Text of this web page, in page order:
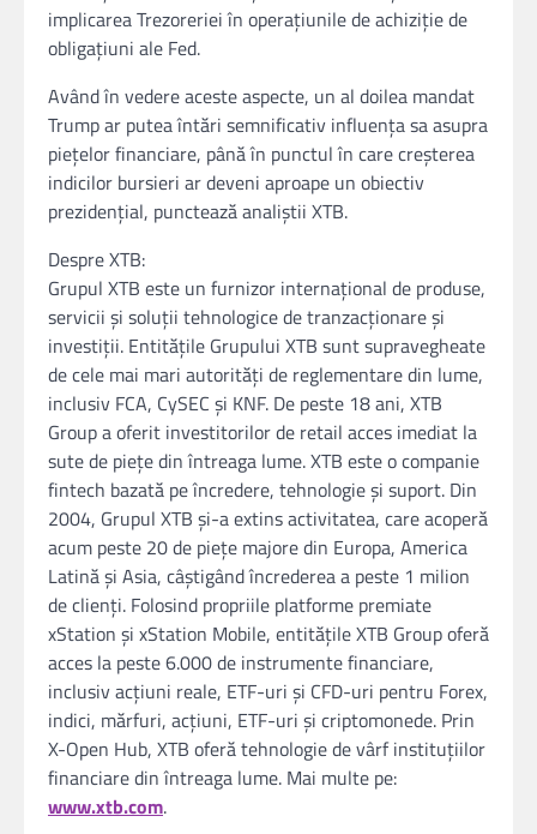
implicarea Trezoreriei în operațiunile de achiziție de
obligațiuni ale Fed.
Având în vedere aceste aspecte, un al doilea mandat
Trump ar putea întări semnificativ influența sa asupra
piețelor financiare, până în punctul în care creșterea
indicilor bursieri ar deveni aproape un obiectiv
prezidențial, punctează analiștii XTB.
Despre XTB:
Grupul XTB este un furnizor internațional de produse,
servicii și soluții tehnologice de tranzacționare și
investiții. Entitățile Grupului XTB sunt supravegheate
de cele mai mari autorități de reglementare din lume,
inclusiv FCA, CySEC și KNF. De peste 18 ani, XTB
Group a oferit investitorilor de retail acces imediat la
sute de piețe din întreaga lume. XTB este o companie
fintech bazată pe încredere, tehnologie și suport. Din
2004, Grupul XTB și-a extins activitatea, care acoperă
acum peste 20 de piețe majore din Europa, America
Latină și Asia, câștigând încrederea a peste 1 milion
de clienți. Folosind propriile platforme premiate
xStation și xStation Mobile, entitățile XTB Group oferă
acces la peste 6.000 de instrumente financiare,
inclusiv acțiuni reale, ETF-uri și CFD-uri pentru Forex,
indici, mărfuri, acțiuni, ETF-uri și criptomonede. Prin
X-Open Hub, XTB oferă tehnologie de vârf instituțiilor
financiare din întreaga lume. Mai multe pe:
www.xtb.com.